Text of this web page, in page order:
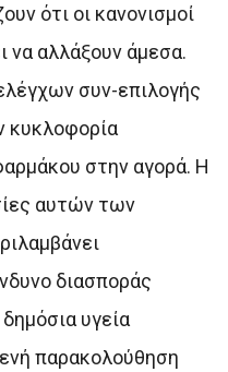
ότι οι κανονισμοί
να αλλάξουν άμεσα.
συν-επιλογής
κυκλοφορία
στην αγορά. Η
αυτών των
διασποράς
υγεία
παρακολούθηση